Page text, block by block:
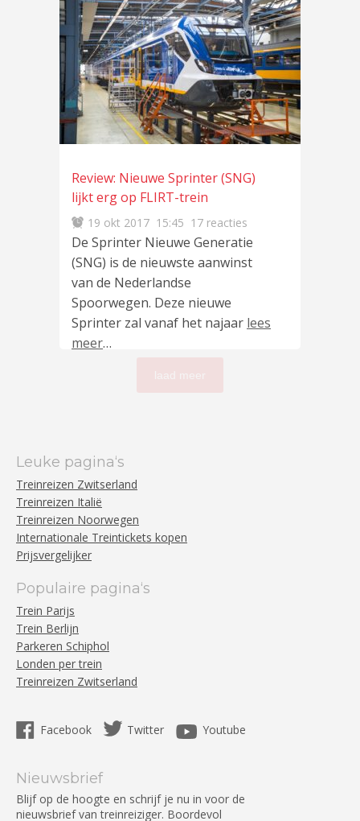
Review: Nieuwe Sprinter (SNG)
lijkt erg op FLIRT-trein
19 okt 2017 15:45 17 reacties
De Sprinter Nieuwe Generatie
(SNG) is de nieuwste aanwinst
van de Nederlandse
Spoorwegen. Deze nieuwe
Sprinter zal vanaf het najaar lees
meer…
Leuke pagina‘s
Treinreizen Zwitserland
Treinreizen Italië
Treinreizen Noorwegen
Internationale Treintickets kopen
Prijsvergelijker
Populaire pagina‘s
Trein Parijs
Trein Berlijn
Parkeren Schiphol
Londen per trein
Treinreizen Zwitserland
Facebook Twitter Youtube
Nieuwsbrief
Blijf op de hoogte en schrijf je nu in voor de
nieuwsbrief van treinreiziger. Boordevol